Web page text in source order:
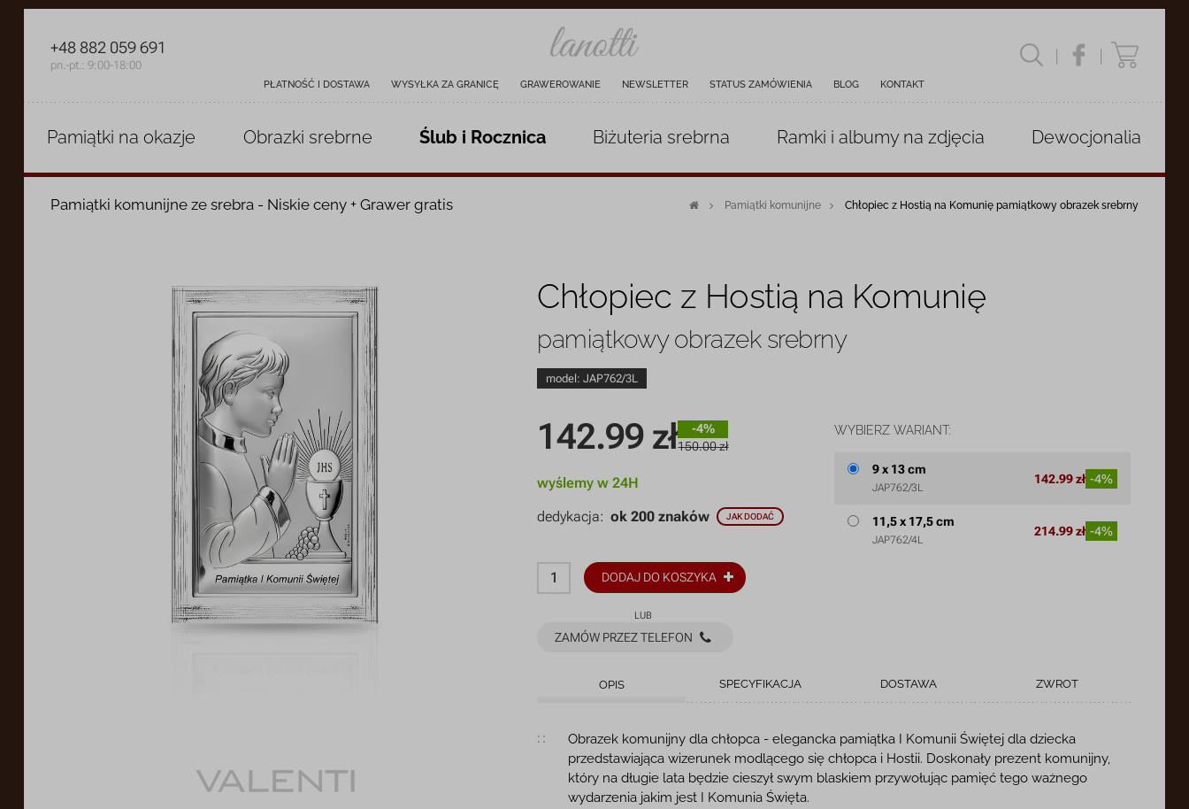
PŁATNOŚĆ I DOSTAWA WYSYŁKA ZA GRANICĘ GRAWEROWANIE NEWSLETTER STATUS ZAMÓWIENIA BLOG KONTAKT
| |
+48 882 059 691
pn.-pt.: 9:00-18:00
Pamiątki na okazje Obrazki srebrne Ślub i Rocznica Biżuteria srebrna Ramki i albumyna zdjęcia Dewocjonalia
Pamiątki komunijne ze srebra - Niskie ceny + Grawer gratis Pamiątki komunijne Chłopiec z Hostią na Komunię pamiątkowy obrazek srebrny
Chłopiec z Hostią na Komunię
pamiątkowy obrazek srebrny
model:JAP762/3L
142.99 zł
-4%
150.00 zł
wyślemy w 24H
dedykacja:ok 200 znaków JAK DODAĆ
DODAJ DO KOSZYKA
LUB
ZAMÓW PRZEZ TELEFON
WYBIERZ WARIANT:
9 x 13 cm
JAP762/3L
142.99 zł -4%
11,5 x 17,5 cm
JAP762/4L
214.99 zł -4%
OPIS SPECYFIKACJA DOSTAWA ZWROT
Opis produktu
Obrazek komunijny dla chłopca - elegancka pamiątka I Komunii Świętej dla dziecka
przedstawiająca wizerunek modlącego się chłopca i Hostii. Doskonały prezent komunijny,
który na długie lata będzie cieszył swym blaskiem przywołując pamięć tego ważnego
wydarzenia jakim jest I Komunia Święta.